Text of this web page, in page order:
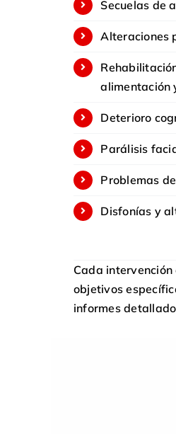
Secuelas de
Alteraciones
alimentación
Deterioro
Parálisis
Problemas
Disfonías y
Cada
objetivos
informes